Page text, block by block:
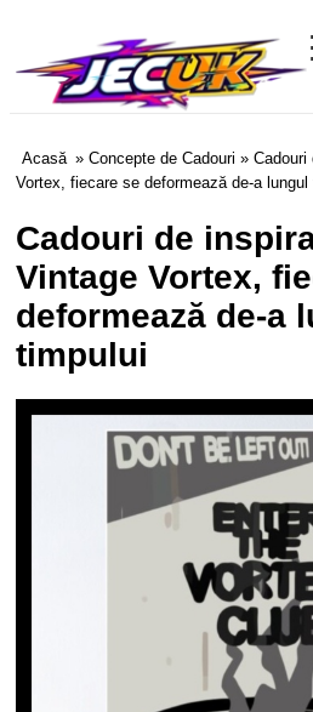
Acasă » Concepte de Cadouri » Cadouri
Vortex, fiecare se deformează de-a lungul
Cadouri de
Vintage Vortex,
deformează de-a
timpului